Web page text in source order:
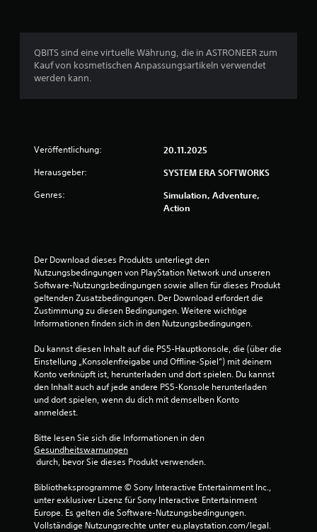
QBITS sind eine virtuelle Währung, die in ASTRONEER zum
Kauf von kosmetischen Anpassungsartikeln verwendet
werden kann.
Veröffentlichung: 20.11.2025
Herausgeber: SYSTEM ERA SOFTWORKS
Genres:
Simulation, Adventure,
Action
Der Download dieses Produkts unterliegt den
Nutzungsbedingungen von PlayStation Network und unseren
Software-Nutzungsbedingungen sowie allen für dieses Produkt
geltenden Zusatzbedingungen. Der Download erfordert die
Zustimmung zu diesen Bedingungen. Weitere wichtige
Informationen finden sich in den Nutzungsbedingungen.
Du kannst diesen Inhalt auf die PS5-Hauptkonsole, die (über die
Einstellung „Konsolenfreigabe und Offline-Spiel“) mit deinem
Konto verknüpft ist, herunterladen und dort spielen. Du kannst
den Inhalt auch auf jede andere PS5-Konsole herunterladen
und dort spielen, wenn du dich mit demselben Konto
anmeldest.
Bitte lesen Sie sich die Informationen in den
Gesundheitswarnungen
durch, bevor Sie dieses Produkt verwenden.
Bibliotheksprogramme © Sony Interactive Entertainment Inc.,
unter exklusiver Lizenz für Sony Interactive Entertainment
Europe. Es gelten die Software-Nutzungsbedingungen.
Vollständige Nutzungsrechte unter eu.playstation.com/legal.